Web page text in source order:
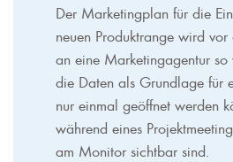
Der Marketingplan für die
neuen Produktrange wird
an eine Marketingagentur so
die Daten als Grundlage für
nur einmal geöffnet werden
während eines
am Monitor sichtbar sind.